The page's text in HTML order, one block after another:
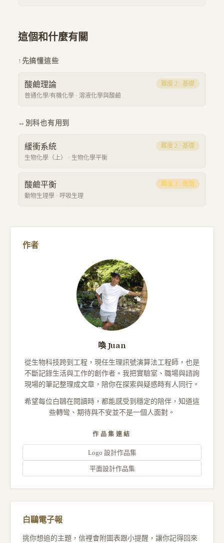
這個和什麼有關
↑ 先搞懂這些
酸鹼理論
普通化學/有機化學 · 溶液化學與酸鹼
難度 2 · 基礎
↔ 別科也有用到
緩衝系統
生物化學（上） · 生物化學平衡
難度 2 · 基礎
酸鹼平衡
動物生理學 · 呼吸生理
難度 3 · 進階
作者
喚 Juan
從生物科技跨到工程，現任生理訊號演算法工程師，也是
不斷記錄生活與工作的創作者。我把實驗室、職場與諮詢
現場的筆記整理成文章，陪你在探索與疑惑時有人同行。
希望每位白鷗在閱讀時，都能感受到穩定的陪伴，知道這
些轉彎、期待與不安並不是一個人面對。
作品集連結
Logo 設計作品集
平面設計作品集
白鷗電子報
挑你想追的主題，信裡會附圖表跟小提醒，讓你記得回來